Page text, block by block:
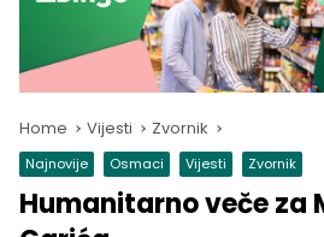
Home Vijesti Zvornik
Najnovije Osmaci Vijesti Zvornik
Humanitarno veče za